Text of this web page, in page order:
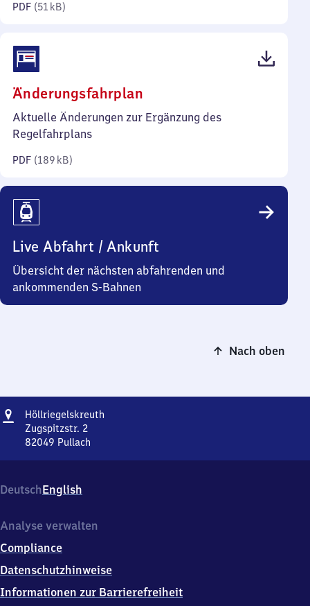
PDF (51 kB)
Änderungsfahrplan
189
Aktuelle Änderungen zur Ergänzung des
Regelfahrplans
PDF (189 kB)
Live Abfahrt / Ankunft
Übersicht der nächsten abfahrenden und
ankommenden S-Bahnen
Nach oben
Adresse
Höllriegelskreuth
Zugspitzstr. 2
82049 Pullach
2,
8
0
9
Pullach
DeutschEnglish
Analyse verwalten
Compliance
Datenschutzhinweise
Informationen zur Barrierefreiheit